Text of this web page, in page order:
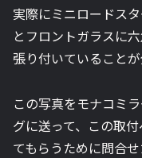
実際にミニロードス
とフロントガラスに
張り付いていることが
この写真をモナコミ
グに送って、この取
てもらうために問合